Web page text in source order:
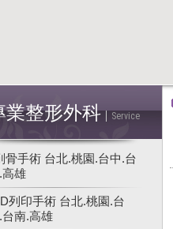
業整形外科 Service
骨手術 台北.桃園.台中.台
高雄
列印手術 台北.桃園.台
台南.高雄